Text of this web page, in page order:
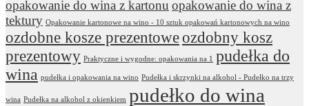
opakowanie do wina z kartonu opakowanie do wina z
tektury Opakowanie kartonowe na wino - 10 sztuk opakowań kartonowych na wino
ozdobne kosze prezentoweozdobny kosz
prezentowy Praktyczne i wygodne: opakowania na 1
pudełka do
wina pudełka i opakowania na wino Pudełka i skrzynki na alkohol - Pudełko na trzy
wina Pudełka na alkohol z okienkiem pudełko do wina